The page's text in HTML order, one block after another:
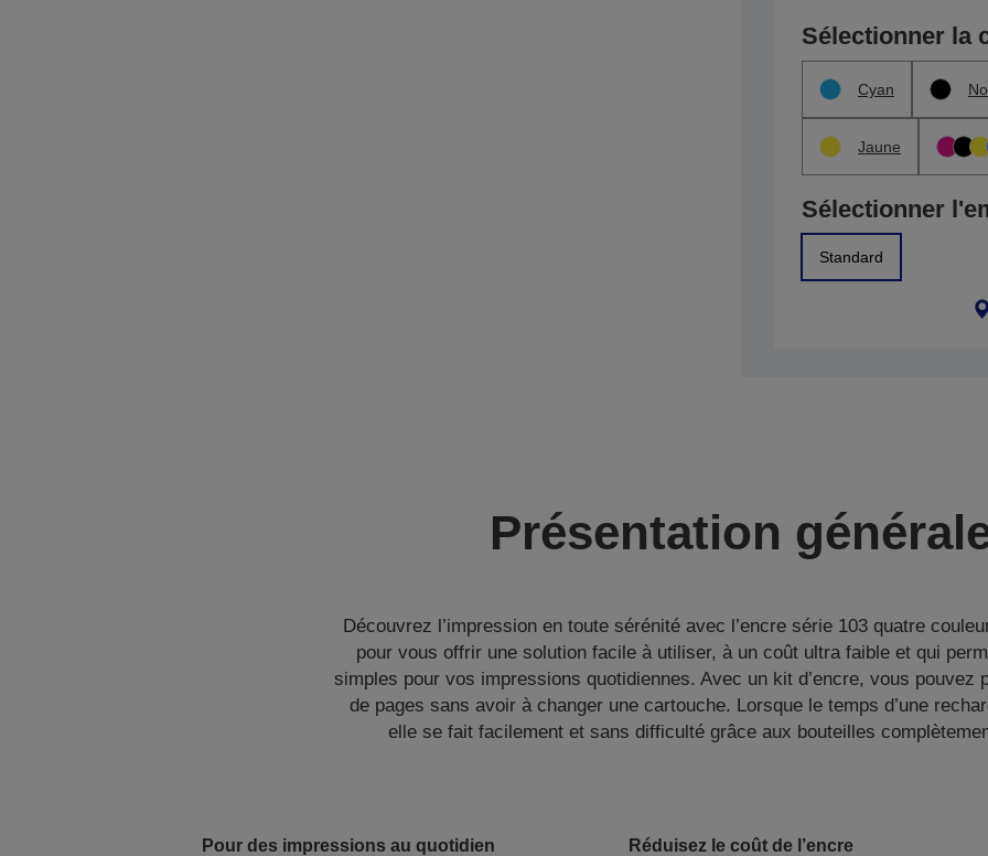
Sélectionner la
Cyan
Jaune
Sélectionner
Standard
Présentation
Découvrez l’impression en toute sérénité avec l’encre série 103 quatre
pour vous offrir une solution facile à utiliser, à un coût ultra faible et qui
simples pour vos impressions quotidiennes. Avec un kit d’encre, vous pouvez
de pages sans avoir à changer une cartouche. Lorsque le temps d’une
elle se fait facilement et sans difficulté grâce aux bouteilles
Pour des impressions au quotidien Réduisez le coût de l’encre